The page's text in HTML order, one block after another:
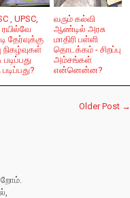
, UPSC,
ரயில்வே
தேர்வுக்கு
நிகழ்வுகள்
படிப்பது
வரும் கல்வி
ஆண்டில் அரசு
மாதிரி பள்ளி
தொடக்கம் - சிறப்பு
அம்சங்கள்
என்னென்ன?
Older Post →